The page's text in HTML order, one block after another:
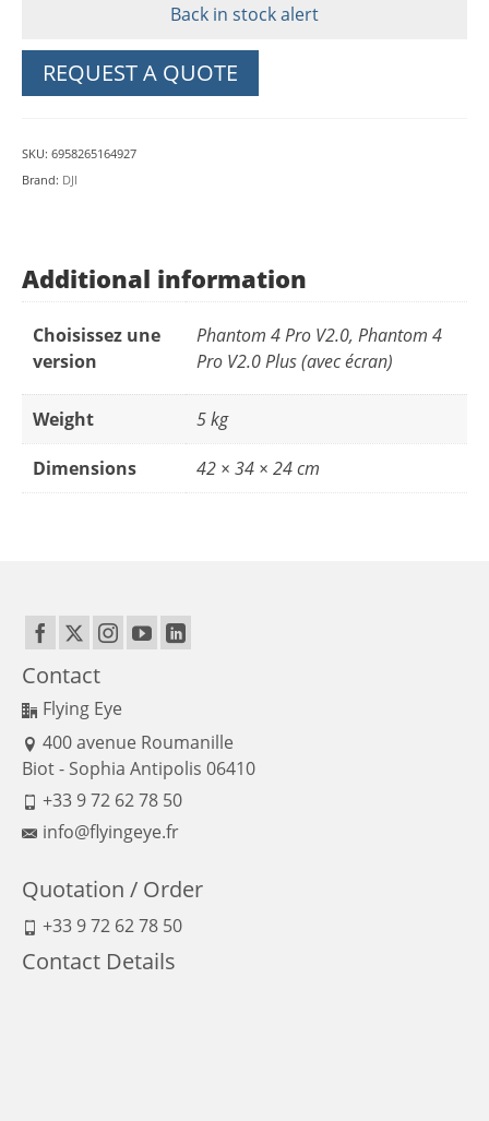
Back in stock alert
REQUEST A QUOTE
SKU: 6958265164927
Brand: DJI
Additional information
Choisissez une
version
Phantom 4 Pro V2.0, Phantom 4
Pro V2.0 Plus (avec écran)
Weight 5 kg
Dimensions 42 × 34 × 24 cm
Contact
Flying Eye
400 avenue Roumanille
Biot - Sophia Antipolis 06410
+33 9 72 62 78 50
info@flyingeye.fr
Quotation / Order
+33 9 72 62 78 50
Contact Details